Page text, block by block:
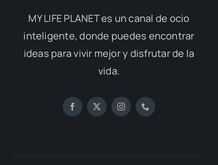
MY LIFE PLANET es un canal de ocio
inteligente, donde puedes encontrar
ideas para vivir mejor y disfrutar de la
vida.